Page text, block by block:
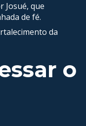
Josué, que
de fé.
da
o